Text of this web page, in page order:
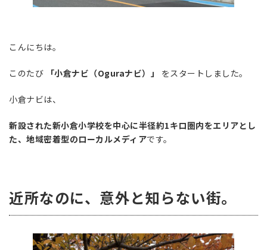
こんにちは。
このたび 「小倉ナビ（Oguraナビ）」 をスタートしました。
小倉ナビは、
新設された新小倉小学校を中心に半径約1キロ圏内をエリアとし
た、地域密着型のローカルメディアです。
近所なのに、意外と知らない街。